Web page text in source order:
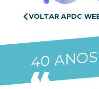
VOLTAR APDC
40